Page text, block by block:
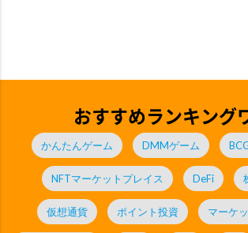
おすすめランキング
かんたんゲーム DMMゲーム
NFTマーケットプレイス DeFi
仮想通貨 ポイント投資 マーケ